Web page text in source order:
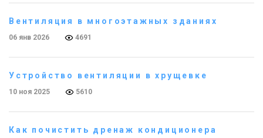
Вентиляция в многоэтажных зданиях
06 янв 2026 4691
Устройство вентиляции в хрущевке
10 ноя 2025 5610
Как почистить дренаж кондиционера